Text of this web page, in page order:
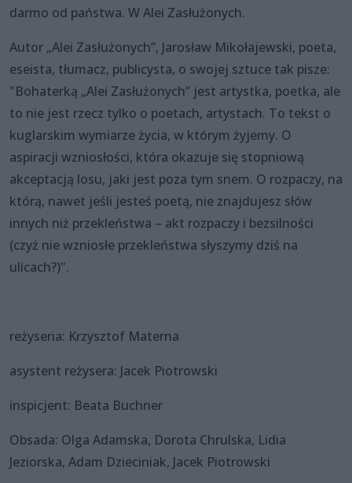
darmo od państwa. W Alei Zasłużonych.
Autor „Alei Zasłużonych”, Jarosław Mikołajewski, poeta,
eseista, tłumacz, publicysta, o swojej sztuce tak pisze:
"Bohaterką „Alei Zasłużonych” jest artystka, poetka, ale
to nie jest rzecz tylko o poetach, artystach. To tekst o
kuglarskim wymiarze życia, w którym żyjemy. O
aspiracji wzniosłości, która okazuje się stopniową
akceptacją losu, jaki jest poza tym snem. O rozpaczy, na
którą, nawet jeśli jesteś poetą, nie znajdujesz słów
innych niż przekleństwa – akt rozpaczy i bezsilności
(czyż nie wzniosłe przekleństwa słyszymy dziś na
ulicach?)".
reżyseria: Krzysztof Materna
asystent reżysera: Jacek Piotrowski
inspicjent: Beata Buchner
Obsada: Olga Adamska, Dorota Chrulska, Lidia
Jeziorska, Adam Dzieciniak, Jacek Piotrowski